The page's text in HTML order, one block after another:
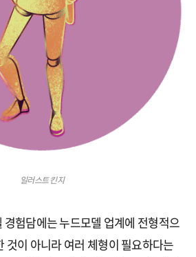
일러스트 킨지
험담에는 누드모델 업계에 전형적으
것이 아니라 여러 체형이 필요하다는